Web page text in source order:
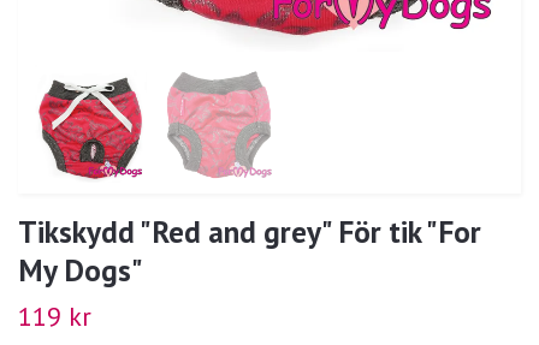
Tikskydd "Red and grey" För tik "For
My Dogs"
119 kr